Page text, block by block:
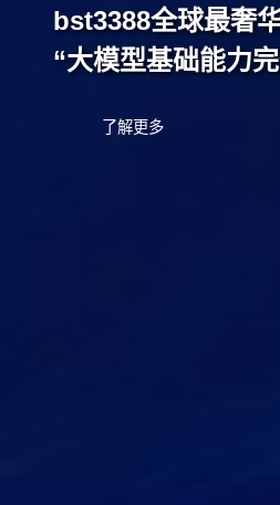
bst3388全球最奢
“大模型基础能力
了解更多